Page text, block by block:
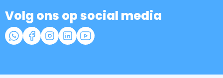
Volg ons op social media